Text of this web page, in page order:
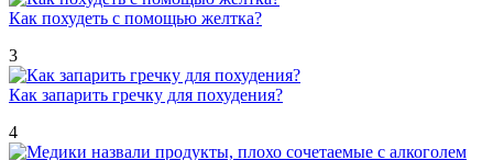
Как похудеть с помощью желтка?
3
Как запарить гречку для похудения?
4